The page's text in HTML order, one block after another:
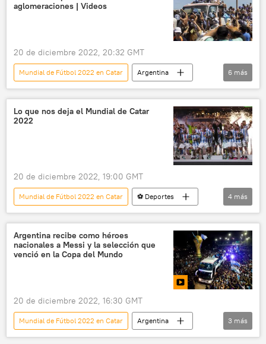
aglomeraciones | Videos
20 de diciembre 2022, 20:32 GMT
Mundial de Fútbol 2022 en Catar
Argentina
⚽ Deportes
Buenos Aires
sociedad
Lionel Messi
Aníbal Fernández
6 más
Lo que nos deja el Mundial de Catar
2022
20 de diciembre 2022, 19:00 GMT
Mundial de Fútbol 2022 en Catar
⚽ Deportes
Lionel Messi
Kylian Mbappé
fútbol
💬 Opinión y Análisis
4 más
Argentina recibe como héroes
nacionales a Messi y la selección que
venció en la Copa del Mundo
20 de diciembre 2022, 16:30 GMT
Mundial de Fútbol 2022 en Catar
Argentina
⚽ Deportes
Buenos Aires Catar
3 más